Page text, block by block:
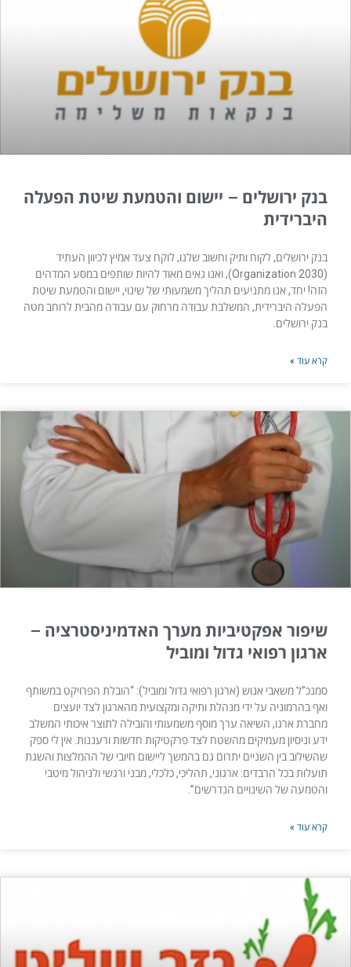
בנק ירושלים – יישום והטמעת שיטת הפעלה
היברידית
בנק ירושלים, לקוח ותיק וחשוב שלנו, לוקח צעד אמיץ לכיוון העתיד
(Organization 2030), ואנו גאים מאוד להיות שותפים במסע המדהים
הזה! יחד, אנו מתניעים תהליך משמעותי של שינוי, יישום והטמעת שיטת
הפעלה היברידית, המשלבת עבודה מרחוק עם עבודה מהבית לרוחב מטה
בנק ירושלים.
קרא עוד »
שיפור אפקטיביות מערך האדמיניסטרציה –
ארגון רפואי גדול ומוביל
סמנכ”ל משאבי אנוש (ארגון רפואי גדול ומוביל): “הובלת הפרויקט במשותף
ואף בהרמוניה על ידי מנהלת ותיקה ומקצועית מהארגון לצד יועצים
מחברת ארגו, השיאה ערך מוסף משמעותי והובילה לתוצר איכותי המשלב
ידע וניסיון מעמיקים מהשטח לצד פרקטיקות חדשות ורעננות. אין לי ספק
שהשילוב בין השניים יתרום גם בהמשך ליישום חיובי של ההמלצות והשגת
תועלות בכל הרבדים: ארגוני, תהליכי, כלכלי, מבני ורגשי ולניהול מיטבי
והטמעה של השינויים הנדרשים”.
קרא עוד »